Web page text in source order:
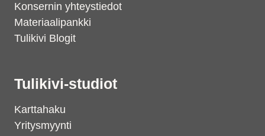
Konsernin yhteystiedot
Materiaalipankki
Tulikivi Blogit
Tulikivi-studiot
Karttahaku
Yritysmyynti